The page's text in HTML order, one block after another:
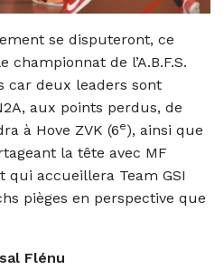
se disputeront, ce
de l’A.B.F.S.
car deux leaders sont
aux points perdus, de
à Hove ZVK (6e), ainsi que
la tête avec MF
qui accueillera Team GSI
pièges en perspective que
Flénu